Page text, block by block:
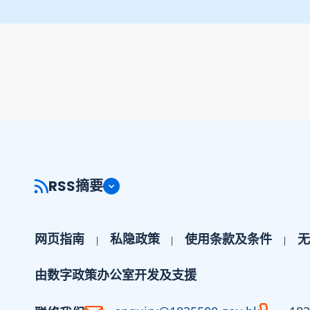
RSS摘要
网页指南 私隐政策 使用条款及条件
由数字政策办公室开发及支援